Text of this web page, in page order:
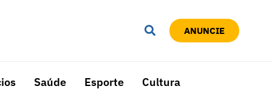
ANUNCIE
Saúde Esporte Cultura